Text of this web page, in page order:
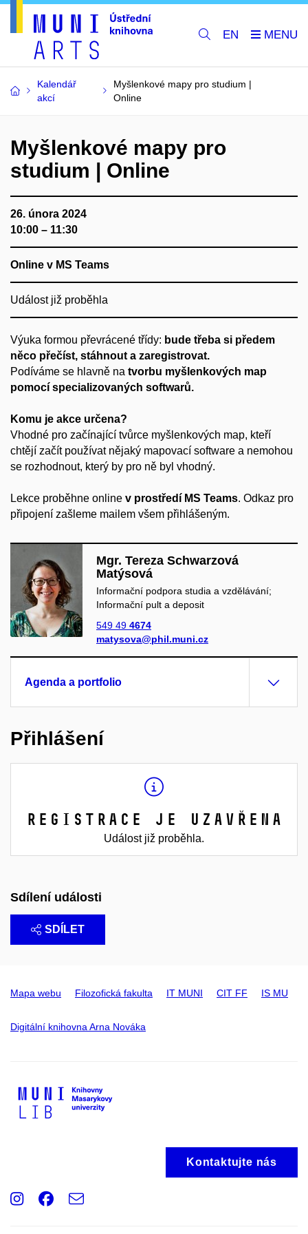
EN
Kalendář
akcí
Myšlenkové mapy pro studium |
Online
Myšlenkové mapy pro
studium | Online
26. února 2024
10:00 – 11:30
Online v MS Teams
Událost již proběhla
Výuka formou převrácené třídy: bude třeba si předem
něco přečíst, stáhnout a zaregistrovat.
Podíváme se hlavně na tvorbu myšlenkových map
pomocí specializovaných softwarů.
Komu je akce určena?
Vhodné pro začínající tvůrce myšlenkových map, kteří
chtějí začít používat nějaký mapovací software a nemohou
se rozhodnout, který by pro ně byl vhodný.
Lekce proběhne online v prostředí MS Teams. Odkaz pro
připojení zašleme mailem všem přihlášeným.
Mgr. Tereza Schwarzová
Matýsová
Informační podpora studia a vzdělávání;
Informační pult a deposit
549 49 4674
matysova@phil.muni.cz
Agenda a portfolio
Přihlášení
Registrace je uzavřena
Událost již proběhla.
Sdílení události
SDÍLET
Mapa webu Filozofická fakulta IT MUNI CIT FF IS MU
Digitální knihovna Arna Nováka
Kontaktujte nás
Instagram
Facebook
e-